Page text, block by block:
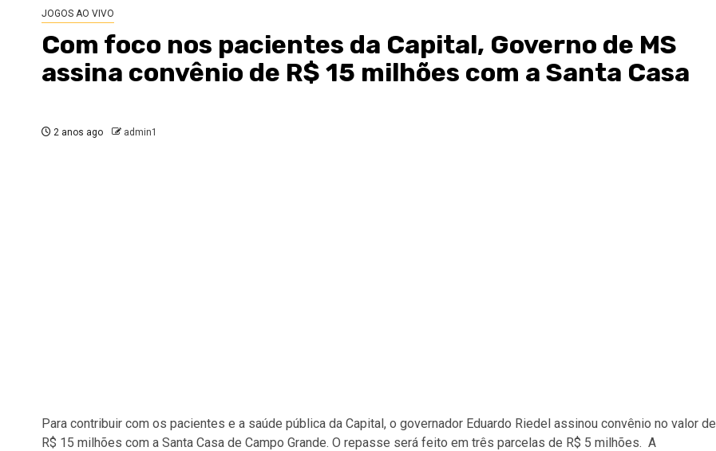
JOGOS AO VIVO
Com foco nos pacientes da Capital, Governo de MS
assina convênio de R$ 15 milhões com a Santa Casa
2 anos ago admin1
Para contribuir com os pacientes e a saúde pública da Capital, o governador Eduardo Riedel assinou convênio no valor de
R$ 15 milhões com a Santa Casa de Campo Grande. O repasse será feito em três parcelas de R$ 5 milhões. A